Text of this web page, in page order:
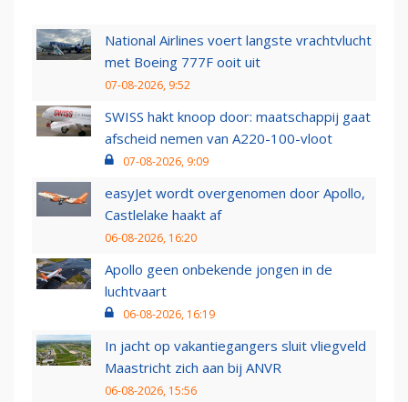
National Airlines voert langste vrachtvlucht
met Boeing 777F ooit uit
07-08-2026, 9:52
SWISS hakt knoop door: maatschappij gaat
afscheid nemen van A220-100-vloot
07-08-2026, 9:09
easyJet wordt overgenomen door Apollo,
Castlelake haakt af
06-08-2026, 16:20
Apollo geen onbekende jongen in de
luchtvaart
06-08-2026, 16:19
In jacht op vakantiegangers sluit vliegveld
Maastricht zich aan bij ANVR
06-08-2026, 15:56